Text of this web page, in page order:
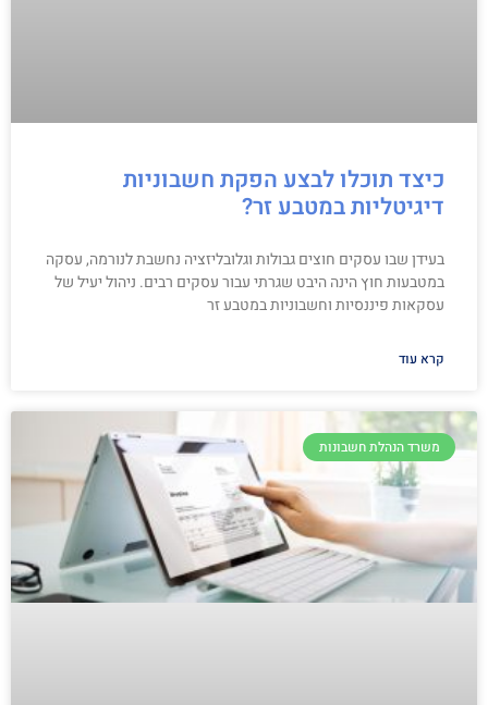
כיצד תוכלו לבצע הפקת חשבוניות
דיגיטליות במטבע זר?
בעידן שבו עסקים חוצים גבולות וגלובליזציה נחשבת לנורמה, עסקה
במטבעות חוץ הינה היבט שגרתי עבור עסקים רבים. ניהול יעיל של
עסקאות פיננסיות וחשבוניות במטבע זר
קרא עוד
משרד הנהלת חשבונות